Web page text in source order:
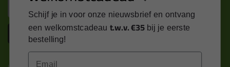
Inschrijven
Schijf je in voor onze nieuwsbrief en ontvang
een welkomstcadeau t.w.v. €35 bij je eerste
bestelling!
Email